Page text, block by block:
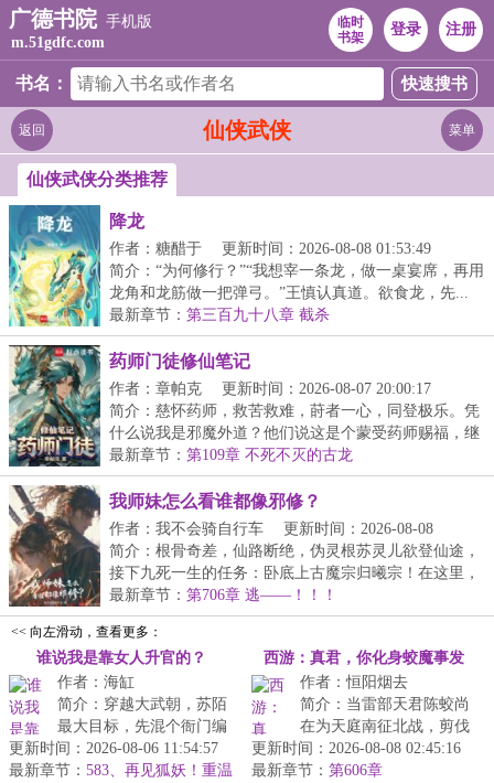
广德书院 手机版
m.51gdfc.com
临时
书架
登录 注册
书名：
仙侠武侠
返回 菜单
仙侠武侠分类推荐
降龙
作者：糖醋于
更新时间：2026-08-08 01:53:49
简介：“为何修行？”“我想宰一条龙，做一桌宴席，再用
龙角和龙筋做一把弹弓。”王慎认真道。欲食龙，先...
最新章节： 第三百九十八章 截杀
药师门徒修仙笔记
作者：章帕克
更新时间：2026-08-07 20:00:17
简介：慈怀药师，救苦救难，莳者一心，同登极乐。凭
什么说我是邪魔外道？他们说这是个蒙受药师赐福，继
承...
最新章节： 第109章 不死不灭的古龙
我师妹怎么看谁都像邪修？
作者：我不会骑自行车
更新时间：2026-08-08
00:11:44
简介：根骨奇差，仙路断绝，伪灵根苏灵儿欲登仙途，
接下九死一生的任务：卧底上古魔宗归曦宗！在这里，
她...
最新章节： 第706章 逃——！！！
<< 向左滑动，查看更多：
谁说我是靠女人升官的？
作者：海缸
简介：穿越大武朝，苏陌
最大目标，先混个衙门编
制，然后娶了巷子头的漂
亮小寡妇。直至有一日，
更新时间：2026-08-06 11:54:57
最新章节： 583、再见狐妖！重温
西游：真君，你化身蛟魔事发
了！
作者：恒阳烟去
简介：当雷部天君陈蛟尚
在为天庭南征北战，剪伐
妖魔时，蛟龙化身已在下
界搅动风云，聚众群妖。
更新时间：2026-08-08 02:45:16
最新章节： 第606章